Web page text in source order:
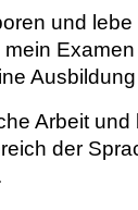
und
Arbeit
der